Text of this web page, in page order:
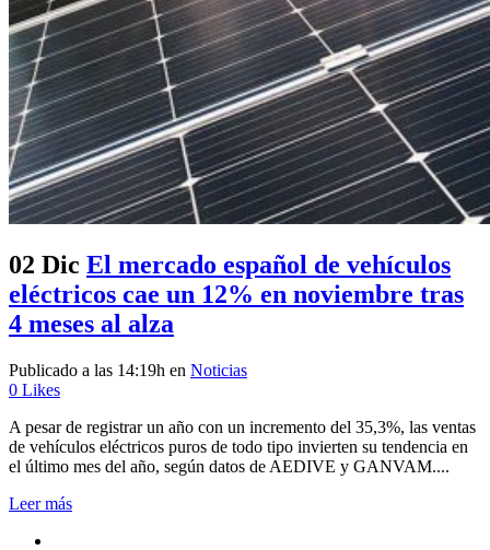
02 Dic El mercado español de vehículos
eléctricos cae un 12% en noviembre tras
4 meses al alza
Publicado a las 14:19h en Noticias
0 Likes
A pesar de registrar un año con un incremento del 35,3%, las ventas
de vehículos eléctricos puros de todo tipo invierten su tendencia en
el último mes del año, según datos de AEDIVE y GANVAM....
Leer más